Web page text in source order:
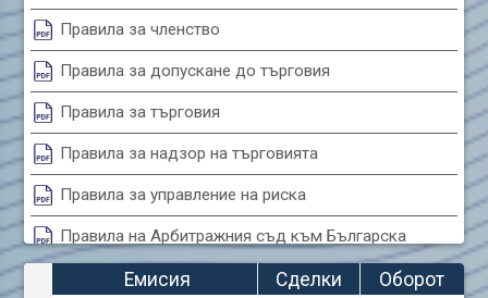
Air France (AFR0)
Air Liquide SA (AIL)
Airbus SE (AIR)
Aixtron SE (AIXA)
Algonquin Power & Utilities Corp (751)
Alibaba Group Holding Ltd. (AHLA)
Allianz SE (ALV)
Alphabet Inc. (ABEA)
Alphabet Inc. (ABEC)
Altria Group Inc. (PHM7)
Amazon.com Inc. (AMZ)
Правила за членство
Правила за допускане до търговия
Правила за търговия
Правила за надзор на търговията
Правила за управление на риска
Правила на Арбитражния съд към Българска
фондова борса
Емисия Сделки
Оборот